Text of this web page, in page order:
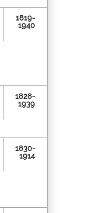
1819-
1940
1828-
1939
1830-
1914